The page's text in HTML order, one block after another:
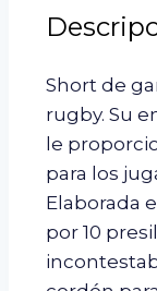
Short de
rugby. Su
le
para los
Elaborada
por 10